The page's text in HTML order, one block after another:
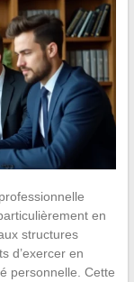
en
structures
d’exercer en
personnelle. Cette